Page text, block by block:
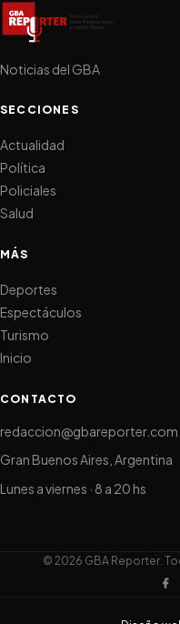
Noticias del GBA
SECCIONES
Actualidad
Política
Policiales
Salud
MÁS
Deportes
Espectáculos
Turismo
Inicio
CONTACTO
Gran Buenos Aires, Argentina
Lunes a viernes · 8 a 20 hs
© 2026 GBA Reporter.